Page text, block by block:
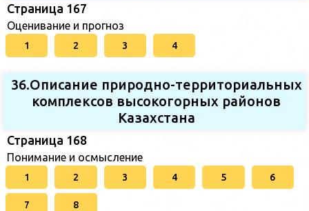
Страница 167
Оценивание и прогноз
1 2 3 4
36.Описание природно-территориальных
комплексов высокогорных районов
Казахстана
Страница 168
Понимание и осмысление
1 2 3 4 5 6
7 8